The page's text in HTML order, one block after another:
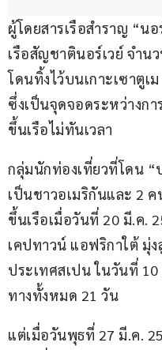
ผู้โดยสารเรือสำราญ “น
เรือสัญชาตินอร์เวย์ จำน
โดนทิ้งไว้บนเกาะเซาตู
ซึ่งเป็นจุดจอดระหว่างกา
ขึ้นเรือไม่ทันเวลา
กลุ่มนักท่องเที่ยวที่โดน “
เป็นชาวอเมริกันและ 2
ขึ้นเรือเมื่อวันที่ 20 มี.ค.
เคปทาวน์ แอฟริกาใต้ มุ่
ประเทศสเปน ในวันที่
ทางทั้งหมด 21 วัน
แต่เมื่อวันพุธที่ 27 มี.ค.